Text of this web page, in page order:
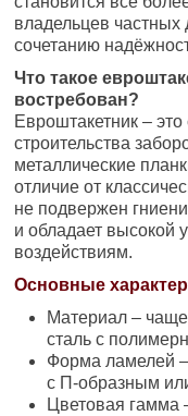
владельцев
сочетанию
Что такое
востребован?
Евроштакетник –
строительства
металлические
отличие от
не подвержен
и обладает высокой
воздействиям.
Основные
Материал – чаще
сталь с
Форма ламелей
с П-образным
Цветовая гамма